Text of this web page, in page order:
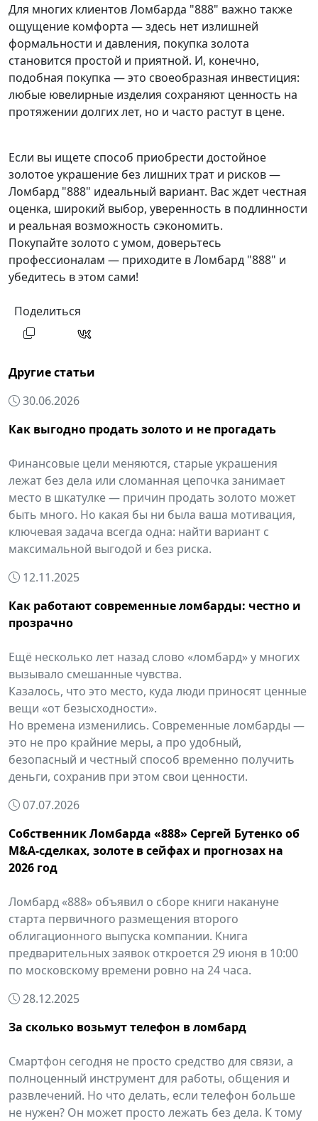
Для многих клиентов Ломбарда "888" важно также
ощущение комфорта — здесь нет излишней
формальности и давления, покупка золота
становится простой и приятной. И, конечно,
подобная покупка — это своеобразная инвестиция:
любые ювелирные изделия сохраняют ценность на
протяжении долгих лет, но и часто растут в цене.
Если вы ищете способ приобрести достойное
золотое украшение без лишних трат и рисков —
Ломбард "888" идеальный вариант. Вас ждет честная
оценка, широкий выбор, уверенность в подлинности
и реальная возможность сэкономить.
Покупайте золото с умом, доверьтесь
профессионалам — приходите в Ломбард "888" и
убедитесь в этом сами!
Поделиться
Другие статьи
30.06.2026
Как выгодно продать золото и не прогадать
Финансовые цели меняются, старые украшения
лежат без дела или сломанная цепочка занимает
место в шкатулке — причин продать золото может
быть много. Но какая бы ни была ваша мотивация,
ключевая задача всегда одна: найти вариант с
максимальной выгодой и без риска.
12.11.2025
Как работают современные ломбарды: честно и
прозрачно
Ещё несколько лет назад слово «ломбард» у многих
вызывало смешанные чувства.
Казалось, что это место, куда люди приносят ценные
вещи «от безысходности».
Но времена изменились. Современные ломбарды —
это не про крайние меры, а про удобный,
безопасный и честный способ временно получить
деньги, сохранив при этом свои ценности.
07.07.2026
Собственник Ломбарда «888» Сергей Бутенко об
М&A-сделках, золоте в сейфах и прогнозах на
2026 год
Ломбард «888» объявил о сборе книги накануне
старта первичного размещения второго
облигационного выпуска компании. Книга
предварительных заявок откроется 29 июня в 10:00
по московскому времени ровно на 24 часа.
28.12.2025
За сколько возьмут телефон в ломбард
Смартфон сегодня не просто средство для связи, а
полноценный инструмент для работы, общения и
развлечений. Но что делать, если телефон больше
не нужен? Он может просто лежать без дела. К тому